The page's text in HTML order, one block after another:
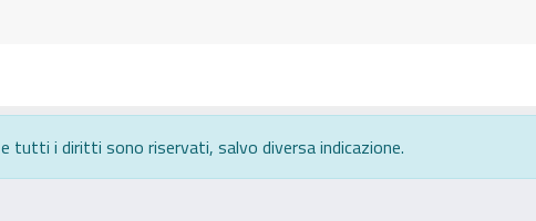
tutti i diritti sono riservati, salvo diversa indicazione.